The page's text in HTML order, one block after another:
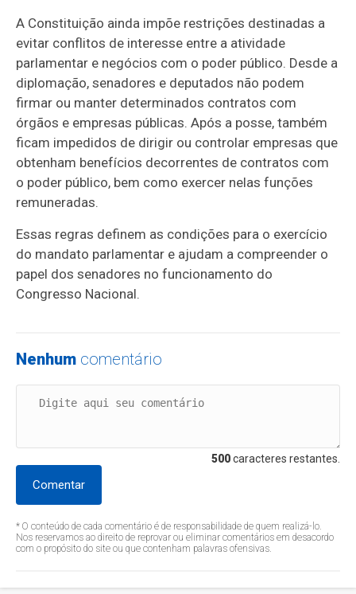
A Constituição ainda impõe restrições destinadas a
evitar conflitos de interesse entre a atividade
parlamentar e negócios com o poder público. Desde a
diplomação, senadores e deputados não podem
firmar ou manter determinados contratos com
órgãos e empresas públicas. Após a posse, também
ficam impedidos de dirigir ou controlar empresas que
obtenham benefícios decorrentes de contratos com
o poder público, bem como exercer nelas funções
remuneradas.
Essas regras definem as condições para o exercício
do mandato parlamentar e ajudam a compreender o
papel dos senadores no funcionamento do
Congresso Nacional.
Nenhum comentário
500caracteres restantes.
Comentar
* O conteúdo de cada comentário é de responsabilidade de quem realizá-lo.
Nos reservamos ao direito de reprovar ou eliminar comentários em desacordo
com o propósito do site ou que contenham palavras ofensivas.